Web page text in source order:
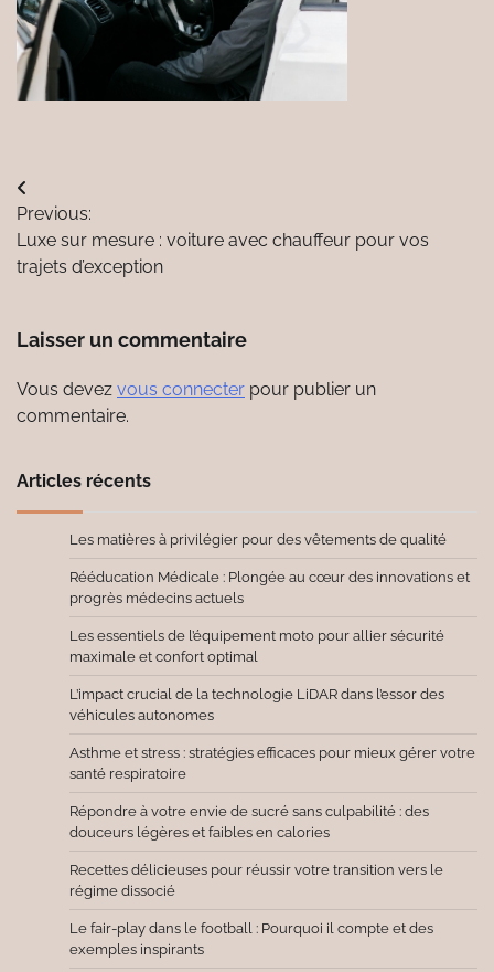
Navigation
de
l’article
Previous:
Luxe sur mesure : voiture avec chauffeur pour vos
trajets d’exception
Laisser un commentaire
Vous devez vous connecter pour publier un
commentaire.
Articles récents
Les matières à privilégier pour des vêtements de qualité
Rééducation Médicale : Plongée au cœur des innovations et
progrès médecins actuels
Les essentiels de l’équipement moto pour allier sécurité
maximale et confort optimal
L’impact crucial de la technologie LiDAR dans l’essor des
véhicules autonomes
Asthme et stress : stratégies efficaces pour mieux gérer votre
santé respiratoire
Répondre à votre envie de sucré sans culpabilité : des
douceurs légères et faibles en calories
Recettes délicieuses pour réussir votre transition vers le
régime dissocié
Le fair-play dans le football : Pourquoi il compte et des
exemples inspirants